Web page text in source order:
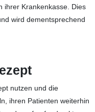
ihrer Krankenkasse. Dies
wird dementsprechend
nutzen und die
ihren Patienten weiterhin